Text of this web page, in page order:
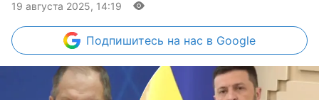
19 августа 2025, 14:19
Подпишитесь на нас в Google